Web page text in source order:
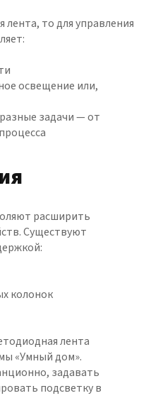
лента, то для управления
освещение или,
задачи — от
расширить
Существуют
колонок
лента
«Умный дом».
задавать
подсветку в